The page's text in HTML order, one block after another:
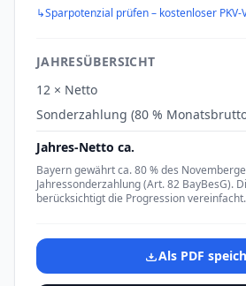
↳Sparpotenzial prüfen – kostenloser
JAHRESÜBERSICHT
12 × Netto
Sonderzahlung (80 %
Jahres-Netto ca.
Bayern gewährt ca. 80 % des
Jahressonderzahlung (Art. 82 BayBesG).
berücksichtigt die Progression vereinfacht.
Als PDF